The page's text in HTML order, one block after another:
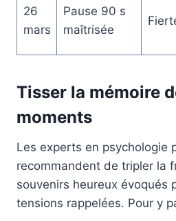
26
mars
Pause 90 s
maîtrisée
Tisser la mémoire
moments
Les experts en psychologie
recommandent de tripler la
souvenirs heureux évoqués
tensions rappelées. Pour y